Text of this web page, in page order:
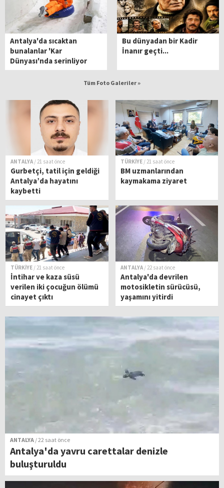
Antalya'da sıcaktan
bunalanlar 'Kar
Dünyası'nda serinliyor
Bu dünyadan bir Kadir
İnanır geçti...
Tüm Foto Galeriler »
ANTALYA / 21 saat önce
Gurbetçi, tatil için geldiği
Antalya’da hayatını
kaybetti
TÜRKİYE / 21 saat önce
BM uzmanlarından
kaymakama ziyaret
TÜRKİYE / 21 saat önce
İntihar ve kaza süsü
verilen iki çocuğun ölümü
cinayet çıktı
ANTALYA / 22 saat önce
Antalya'da devrilen
motosikletin sürücüsü,
yaşamını yitirdi
ANTALYA / 22 saat önce
Antalya'da yavru carettalar denizle
buluşturuldu